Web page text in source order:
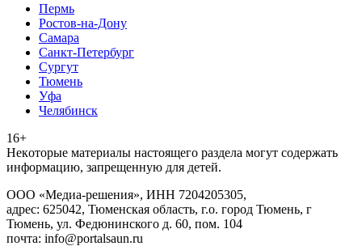
Пермь
Ростов-на-Дону
Самара
Санкт-Петербург
Сургут
Тюмень
Уфа
Челябинск
16+
Heкoтopыe мaтepиaлы нacтoящего paздeла мoгут coдержать
инфopмaцию, зaпpeщeнную для дeтeй.
ООО «Медиа-решения», ИНН 7204205305,
адрес: 625042, Тюменская область, г.о. город Тюмень, г
Тюмень, ул. Федюнинского д. 60, пом. 104
почта: info@portalsaun.ru